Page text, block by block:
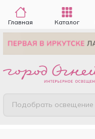
Главная Каталог
Подобрать освещение